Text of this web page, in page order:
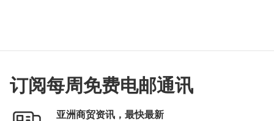
订阅每周免费电邮通讯
亚洲商贸资讯，最快最新